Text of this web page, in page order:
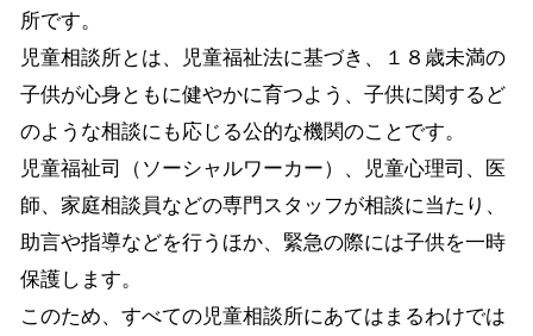
所です。
児童相談所とは、児童福祉法に基づき、１８歳未満の
子供が心身ともに健やかに育つよう、子供に関するど
のような相談にも応じる公的な機関のことです。
児童福祉司（ソーシャルワーカー）、児童心理司、医
師、家庭相談員などの専門スタッフが相談に当たり、
助言や指導などを行うほか、緊急の際には子供を一時
保護します。
このため、すべての児童相談所にあてはまるわけでは